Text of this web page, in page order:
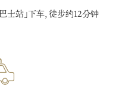
士站」下车，徒步约12分钟